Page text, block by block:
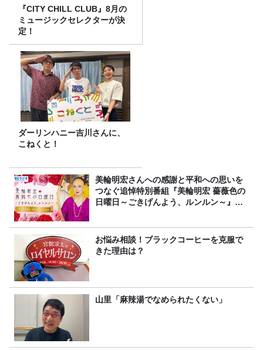
『CITY CHILL CLUB』8月の
ミュージックセレクターが決
定！
ダーリンハニー吉川さんに、
こねくと！
美輪明宏さんへの感謝と平和への思いを
つなぐ追悼特別番組『美輪明宏 薔薇色の
日曜日～ごきげんよう、ルンルン～』
お悩み相談！ブラックコーヒーを克服で
きた理由は？
山里「麻辣湯でなめられたくない」